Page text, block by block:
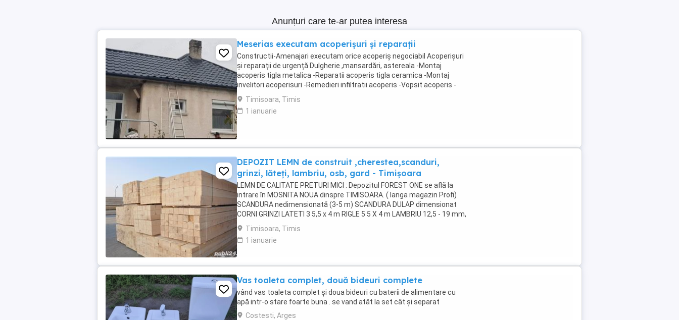
Anunțuri care te-ar putea interesa
Meserias executam acoperișuri și reparații
Constructii-Amenajari executam orice acoperiș negociabil Acoperișuri
și reparații de urgență Dulgherie ,mansardări, astereala -Montaj
acoperis tigla metalica -Reparatii acoperis tigla ceramica -Montaj
invelitori acoperisuri -Remedieri infiltratii acoperis -Vopsit acoperis -
Sisteme pluviale - Jgheaburi -Dulgherie,mansardări, ...
Timisoara, Timis
1 ianuarie
DEPOZIT LEMN de construit ,cherestea,scanduri,
grinzi, lăteți, lambriu, osb, gard - Timișoara
LEMN DE CALITATE PRETURI MICI : Depozitul FOREST ONE se află la
intrare în MOSNITA NOUA dinspre TIMISOARA. ( langa magazin Profi)
SCANDURA nedimensionată (3-5 m) SCANDURA DULAP dimensionat
CORNI GRINZI LATETI 3 5,5 x 4 m RIGLE 5 5 X 4 m LAMBRIU 12,5 - 19 mm,
3-4m, clasa A PAZIE 20,25 cm ...
Timisoara, Timis
1 ianuarie
Vas toaleta complet, două bideuri complete
vând vas toaleta complet și doua bideuri cu baterii de alimentare cu
apă intr-o stare foarte buna . se vand atât la set cât și separat
Costesti, Arges